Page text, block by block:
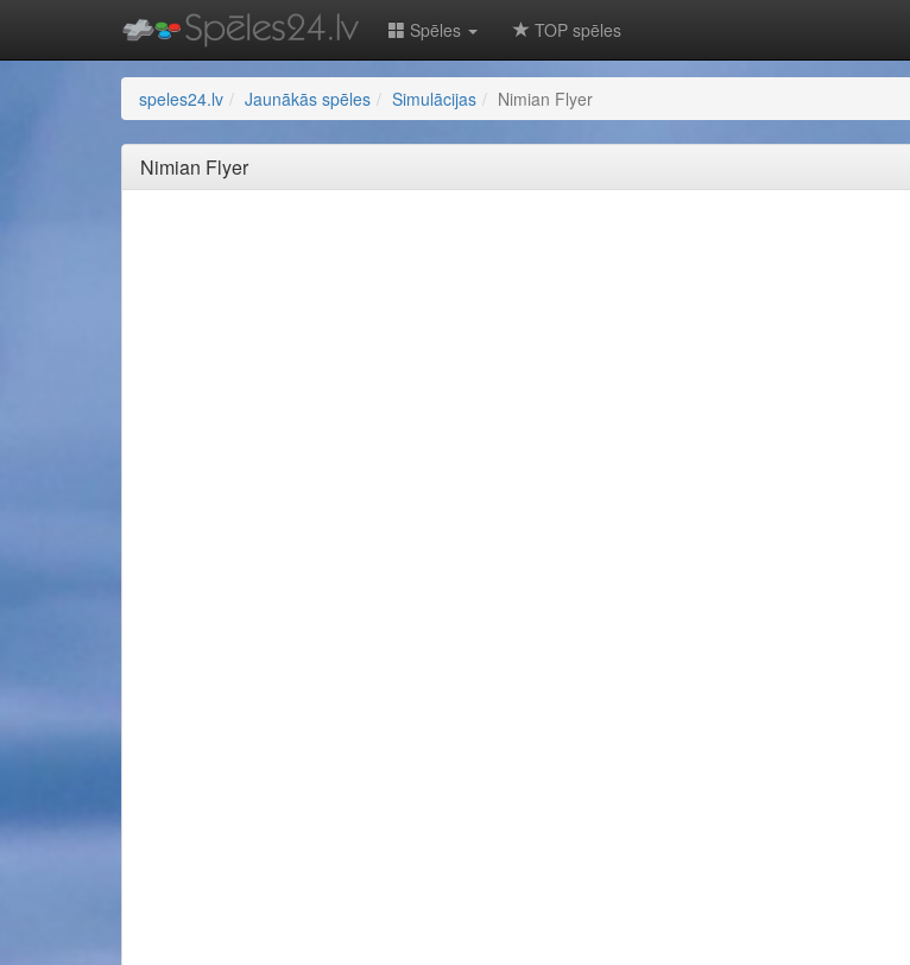
Spēles TOP spēles
speles24.lv Jaunākās spēles Simulācijas Nimian Flyer
Nimian Flyer